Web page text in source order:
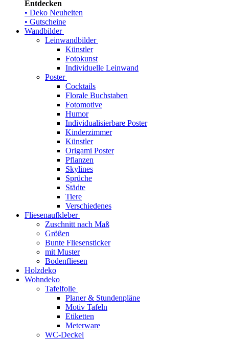
Entdecken
• Deko Neuheiten
• Gutscheine
Wandbilder
Leinwandbilder
Künstler
Fotokunst
Individuelle Leinwand
Poster
Cocktails
Florale Buchstaben
Fotomotive
Humor
Individualisierbare Poster
Kinderzimmer
Künstler
Origami Poster
Pflanzen
Skylines
Sprüche
Städte
Tiere
Verschiedenes
Fliesenaufkleber
Zuschnitt nach Maß
Größen
Bunte Fliesensticker
mit Muster
Bodenfliesen
Holzdeko
Wohndeko
Tafelfolie
Planer & Stundenpläne
Motiv Tafeln
Etiketten
Meterware
WC-Deckel